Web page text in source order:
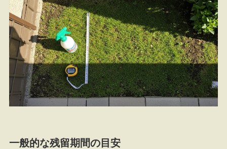
一般的な残留期間の目安